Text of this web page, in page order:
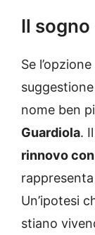
Il sogno
Se
nome ben
Guardiola.
rinnovo
Un’ipotesi
stiano